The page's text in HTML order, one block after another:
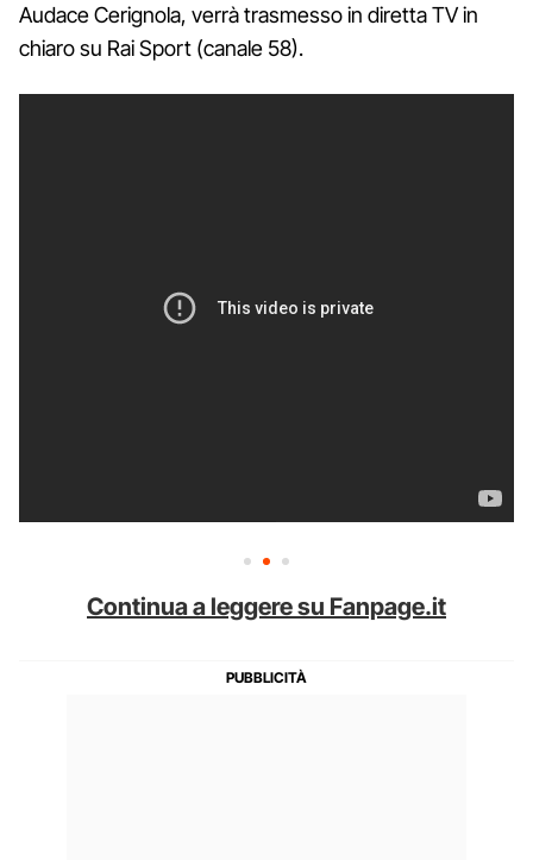
Audace Cerignola, verrà trasmesso in diretta TV in
chiaro su Rai Sport (canale 58).
Continua a leggere su Fanpage.it